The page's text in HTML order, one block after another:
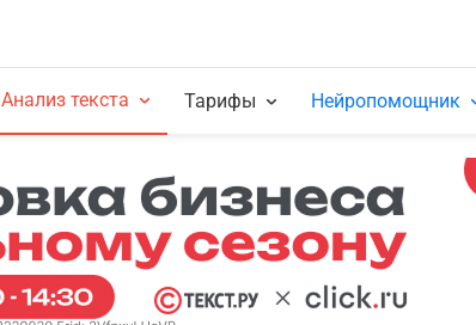
Анализ текста Тарифы Нейропомощник